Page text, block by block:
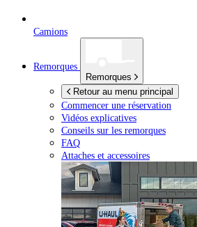
Camions
Remorques
Remorques
Retour au menu principal
Commencer une réservation
Vidéos explicatives
Conseils sur les remorques
FAQ
Attaches et accessoires